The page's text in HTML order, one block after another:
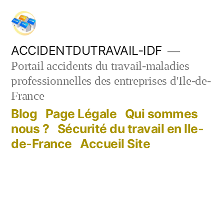
Aller
contenu
ACCIDENTDUTRAVAIL-IDF
Portail accidents du travail-maladies
professionnelles des entreprises d'Ile-de-
France
Blog Page Légale Qui sommes
nous ? Sécurité du travail en Ile-
de-France Accueil Site